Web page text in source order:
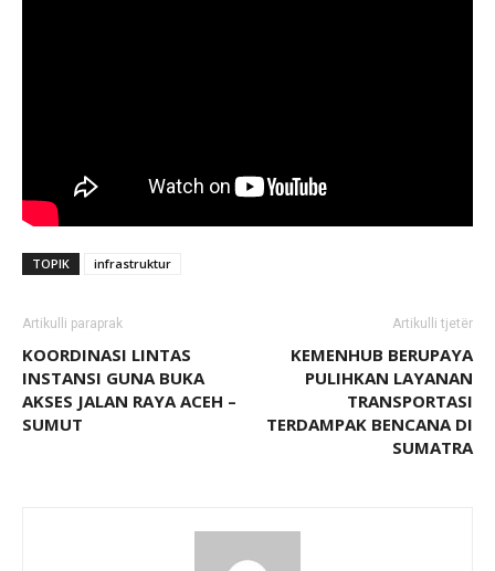
TOPIK infrastruktur
Artikulli paraprak
KOORDINASI LINTAS
INSTANSI GUNA BUKA
AKSES JALAN RAYA ACEH –
SUMUT
Artikulli tjetër
KEMENHUB BERUPAYA
PULIHKAN LAYANAN
TRANSPORTASI
TERDAMPAK BENCANA DI
SUMATRA